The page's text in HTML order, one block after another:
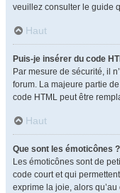
veuillez consulter le guide
Haut
Puis-je insérer du code
Par mesure de sécurité, il
forum. La majeure partie
code HTML peut être
Haut
Que sont les émoticônes ?
Les émoticônes sont de
code court et qui
exprime la joie, alors